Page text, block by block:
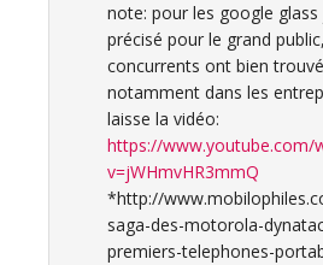
note: pour les google glass
précisé pour le grand
concurrents ont bien
notamment dans les
laisse la vidéo:
https://www.youtube.com/
v=jWHmvHR3mmQ
*http://
saga-des-motorola-
premiers-telephones-